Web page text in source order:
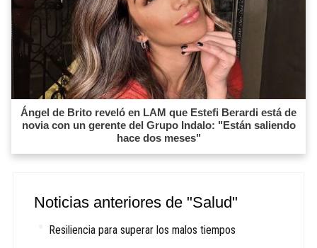
Ángel de Brito reveló en LAM que Estefi Berardi está de
novia con un gerente del Grupo Indalo: "Están saliendo
hace dos meses"
Noticias anteriores de "Salud"
Resiliencia para superar los malos tiempos